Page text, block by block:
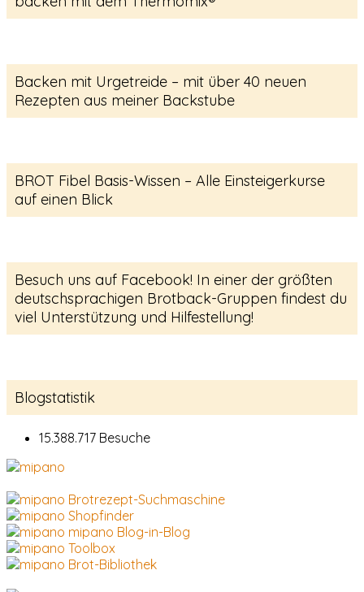
Backen mit Urgetreide – mit über 40 neuen
Rezepten aus meiner Backstube
BROT Fibel Basis-Wissen – Alle Einsteigerkurse
auf einen Blick
Besuch uns auf Facebook! In einer der größten
deutschsprachigen Brotback-Gruppen findest du
viel Unterstützung und Hilfestellung!
Blogstatistik
15.388.717 Besuche
Brotrezept-Suchmaschine
Shopfinder
mipano Blog-in-Blog
Toolbox
Brot-Bibliothek